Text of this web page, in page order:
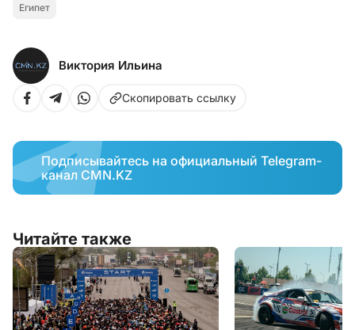
Египет
Виктория Ильина
Скопировать ссылку
Подписывайтесь на официальный Telegram-
канал CMN.KZ
Читайте также